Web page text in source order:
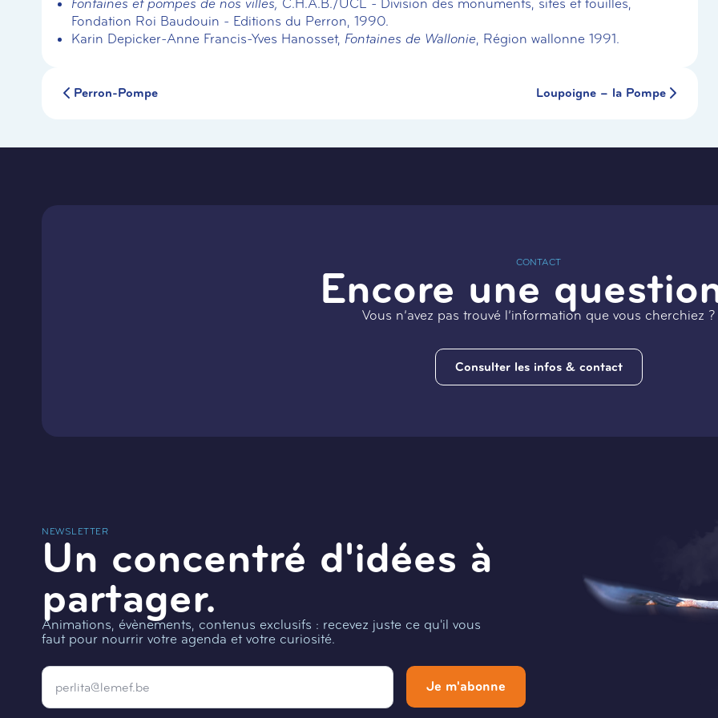
Fontaines et pompes de nos villes, C.H.A.B./UCL - Division des monuments, sites et fouilles,
Fondation Roi Baudouin - Editions du Perron, 1990.
Karin Depicker-Anne Francis-Yves Hanosset, Fontaines de Wallonie, Région wallonne 1991.
Perron-Pompe Loupoigne – la Pompe
CONTACT
Encore une
Vous n’avez pas trouvé l’information que vous cherchiez ?
Consulter les infos & contact
NEWSLETTER
Un concentré d'idées à
partager.
Animations, évènements, contenus exclusifs : recevez juste ce qu'il vous
faut pour nourrir votre agenda et votre curiosité.
Email
Je m'abonne